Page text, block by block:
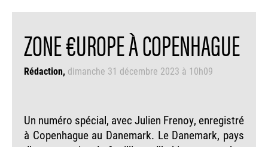
ZONE €UROPE À COPENHAGUE
Rédaction dimanche 31 décembre 2023 à 10h09
Un numéro spécial, avec Julien Frenoy, enregistré
à Copenhague au Danemark. Le Danemark, pays